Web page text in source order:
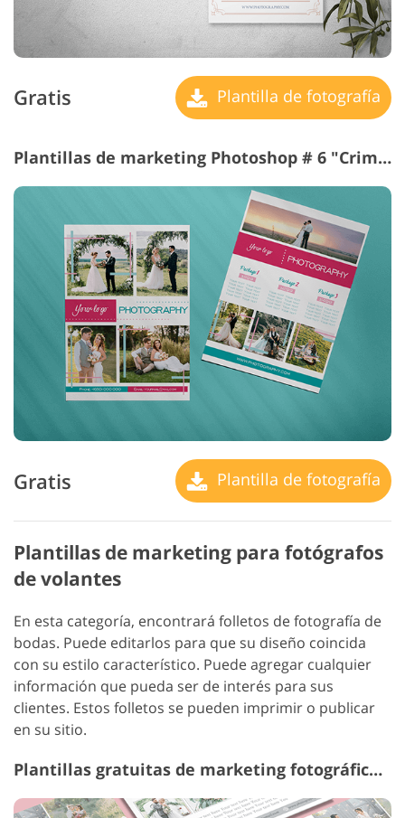
Gratis Plantilla de fotografía
Plantillas de marketing Photoshop # 6 "Crimson"
Gratis Plantilla de fotografía
Plantillas de marketing para fotógrafos
de volantes
En esta categoría, encontrará folletos de fotografía de
bodas. Puede editarlos para que su diseño coincida
con su estilo característico. Puede agregar cualquier
información que pueda ser de interés para sus
clientes. Estos folletos se pueden imprimir o publicar
en su sitio.
Plantillas gratuitas de marketing fotográfico #7 "Wedding Photography"